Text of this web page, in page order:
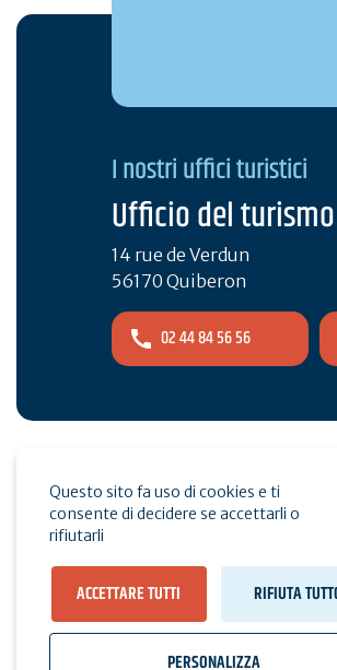
I nostri uffici turistici
Ufficio del
14 rue de Verdun
56170 Quiberon
02 44 84 56 56
Spazio pro Stampa
Questo sito fa uso di cookies e ti
consente di decidere se accettarli o
rifiutarli
ACCETTARE TUTTI RIFIUTA
PERSONALIZZA